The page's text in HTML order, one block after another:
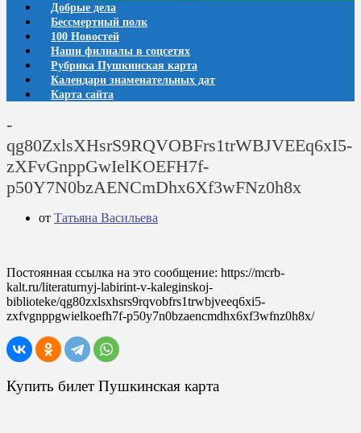
Добрые дела
Бессмертный полк
100 Новостей
Наши филиалы в соцсетях
Рубрика Пушкинская карта
Календари знаменательных дат
Карта сайта
-
qg80ZxlsXHsrS9RQVOBFrs1trWBJVEEq6xI5-
zXFvGnppGwIelKOEFH7f-
p50Y7N0bzAENCmDhx6Xf3wFNz0h8x
от Татьяна Васильева
Постоянная ссылка на это сообщение: https://mcrb-
kalt.ru/literaturnyj-labirint-v-kaleginskoj-
biblioteke/qg80zxlsxhsrs9rqvobfrs1trwbjveeq6xi5-
zxfvgnppgwielkoefh7f-p50y7n0bzaencmdhx6xf3wfnz0h8x/
Купить билет Пушкинская карта